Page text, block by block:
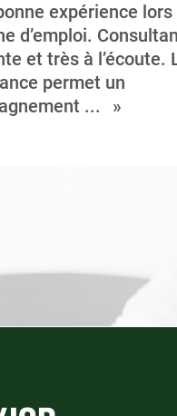
expérience lors
d’emploi.
et très à l’écoute.
permet un
...